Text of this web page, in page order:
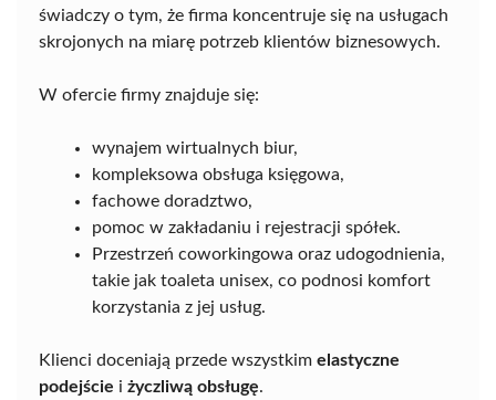
świadczy o tym, że firma koncentruje się na usługach
skrojonych na miarę potrzeb klientów biznesowych.
W ofercie firmy znajduje się:
wynajem wirtualnych biur,
kompleksowa obsługa księgowa,
fachowe doradztwo,
pomoc w zakładaniu i rejestracji spółek.
Przestrzeń coworkingowa oraz udogodnienia,
takie jak toaleta unisex, co podnosi komfort
korzystania z jej usług.
Klienci doceniają przede wszystkim elastyczne
podejście i życzliwą obsługę.